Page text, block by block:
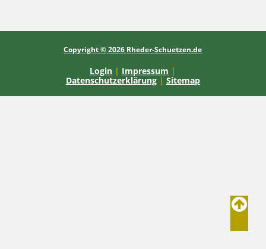
Copyright © 2026 Rheder-Schuetzen.de
Login | Impressum |
Datenschutzerklärung | Sitemap